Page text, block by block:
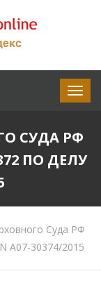
СУДА РФ
ПО ДЕЛУ
Суда РФ
А07-30374/2015